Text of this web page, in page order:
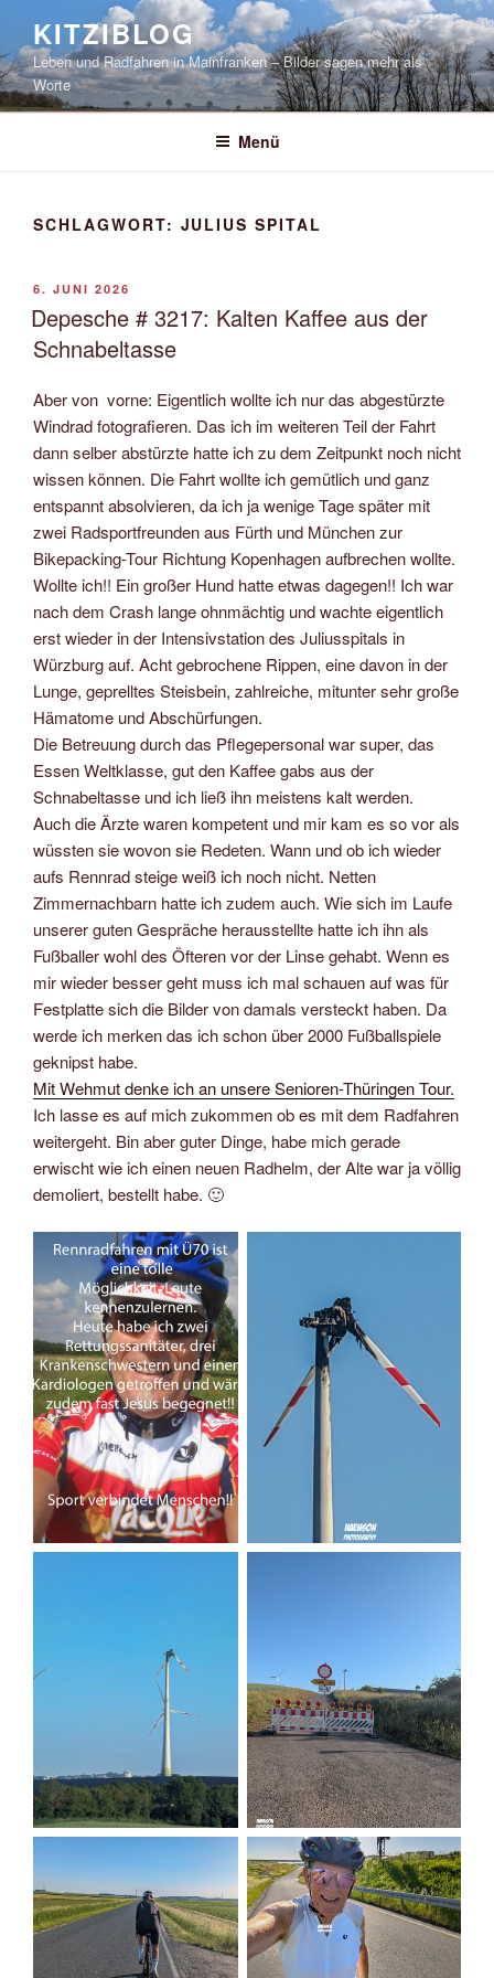
springen
KITZIBLOG
Leben und Radfahren in Mainfranken – Bilder sagen mehr als
Worte
Menü
SCHLAGWORT: JULIUS SPITAL
VERÖFFENTLICHT
AM
6. JUNI 2026
Depesche # 3217: Kalten Kaffee aus der
Schnabeltasse
Aber von vorne: Eigentlich wollte ich nur das abgestürzte
Windrad fotografieren. Das ich im weiteren Teil der Fahrt
dann selber abstürzte hatte ich zu dem Zeitpunkt noch nicht
wissen können. Die Fahrt wollte ich gemütlich und ganz
entspannt absolvieren, da ich ja wenige Tage später mit
zwei Radsportfreunden aus Fürth und München zur
Bikepacking-Tour Richtung Kopenhagen aufbrechen wollte.
Wollte ich!! Ein großer Hund hatte etwas dagegen!! Ich war
nach dem Crash lange ohnmächtig und wachte eigentlich
erst wieder in der Intensivstation des Juliusspitals in
Würzburg auf. Acht gebrochene Rippen, eine davon in der
Lunge, geprelltes Steisbein, zahlreiche, mitunter sehr große
Hämatome und Abschürfungen.
Die Betreuung durch das Pflegepersonal war super, das
Essen Weltklasse, gut den Kaffee gabs aus der
Schnabeltasse und ich ließ ihn meistens kalt werden.
Auch die Ärzte waren kompetent und mir kam es so vor als
wüssten sie wovon sie Redeten. Wann und ob ich wieder
aufs Rennrad steige weiß ich noch nicht. Netten
Zimmernachbarn hatte ich zudem auch. Wie sich im Laufe
unserer guten Gespräche herausstellte hatte ich ihn als
Fußballer wohl des Öfteren vor der Linse gehabt. Wenn es
mir wieder besser geht muss ich mal schauen auf was für
Festplatte sich die Bilder von damals versteckt haben. Da
werde ich merken das ich schon über 2000 Fußballspiele
geknipst habe.
Mit Wehmut denke ich an unsere Senioren-Thüringen Tour.
Ich lasse es auf mich zukommen ob es mit dem Radfahren
weitergeht. Bin aber guter Dinge, habe mich gerade
erwischt wie ich einen neuen Radhelm, der Alte war ja völlig
demoliert, bestellt habe. 🙂